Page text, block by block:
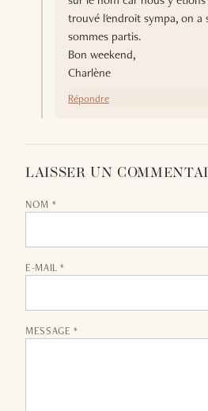
trouvé l'endroit sympa, on a
sommes partis.
Bon weekend,
Charlène
Répondre
LAISSER UN
NOM *
E-MAIL *
MESSAGE *